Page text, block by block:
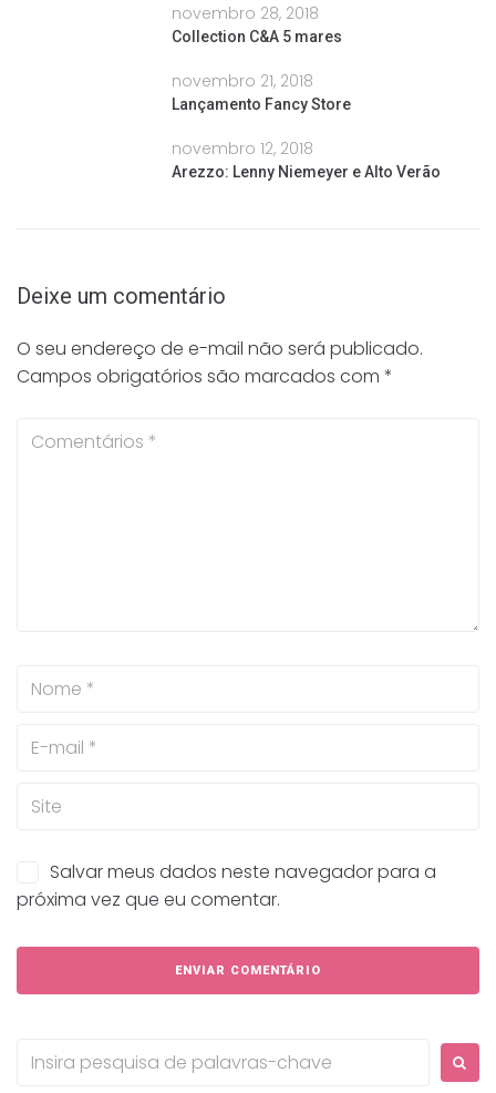
novembro 28, 2018
Collection C&A 5 mares
novembro 21, 2018
Lançamento Fancy Store
novembro 12, 2018
Arezzo: Lenny Niemeyer e Alto Verão
Deixe um comentário
O seu endereço de e-mail não será publicado.
Campos obrigatórios são marcados com *
Salvar meus dados neste navegador para a
próxima vez que eu comentar.
Procurar: